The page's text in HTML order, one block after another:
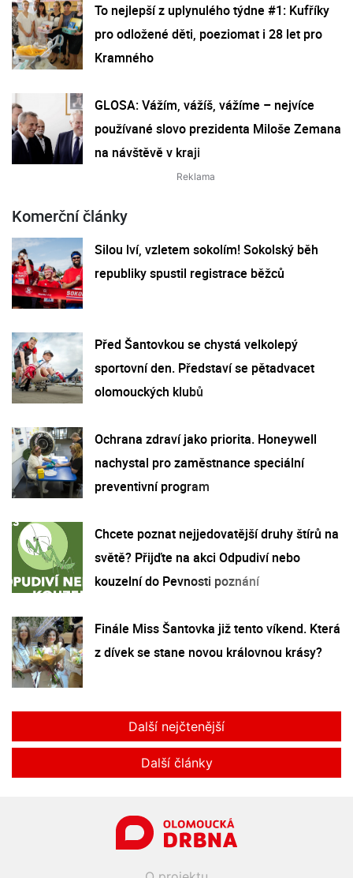
To nejlepší z uplynulého týdne #1: Kufříky
pro odložené děti, poeziomat i 28 let pro
Kramného
GLOSA: Vážím, vážíš, vážíme – nejvíce
používané slovo prezidenta Miloše Zemana
na návštěvě v kraji
Komerční články
Silou lví, vzletem sokolím! Sokolský běh
republiky spustil registrace běžců
Před Šantovkou se chystá velkolepý
sportovní den. Představí se pětadvacet
olomouckých klubů
Ochrana zdraví jako priorita. Honeywell
nachystal pro zaměstnance speciální
preventivní program
Chcete poznat nejjedovatější druhy štírů na
světě? Přijďte na akci Odpudiví nebo
kouzelní do Pevnosti poznání
Finále Miss Šantovka již tento víkend. Která
z dívek se stane novou královnou krásy?
Další nejčtenější
Další články